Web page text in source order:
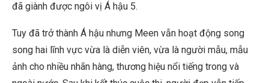
đã giành được ngôi vị Á hậu 5.
Tuy đã trở thành Á hậu nhưng Meen vẫn hoạt động song
song hai lĩnh vực vừa là diễn viên, vừa là người mẫu, mẫu
ảnh cho nhiều nhãn hàng, thương hiệu nổi tiếng trong và